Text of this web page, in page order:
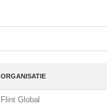
ORGANISATIE
Flint Global